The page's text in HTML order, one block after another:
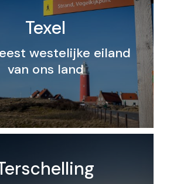
Texel
westelijke eiland
van ons land